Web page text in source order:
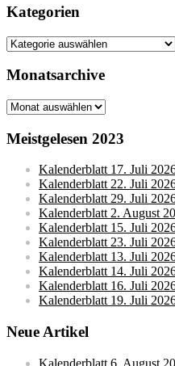
Kategorien
Kategorien
Monatsarchive
Monatsarchive
Meistgelesen 2023
Kalenderblatt 17. Juli
Kalenderblatt 22. Juli
Kalenderblatt 29. Juli
Kalenderblatt 2. August
Kalenderblatt 15. Juli
Kalenderblatt 23. Juli
Kalenderblatt 13. Juli
Kalenderblatt 14. Juli
Kalenderblatt 16. Juli
Kalenderblatt 19. Juli
Neue Artikel
Kalenderblatt 6. August